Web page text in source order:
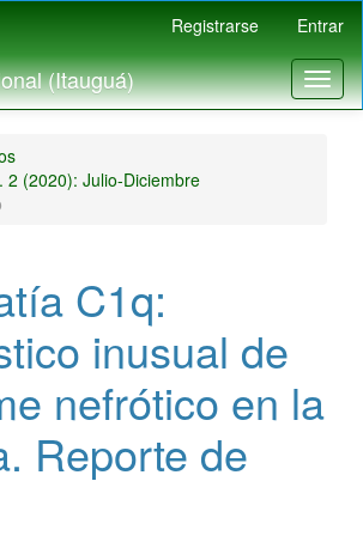
Registrarse Entrar
(Itauguá)
2 (2020): Julio-Diciembre
C1q:
inusual de
nefrótico en la
Reporte de